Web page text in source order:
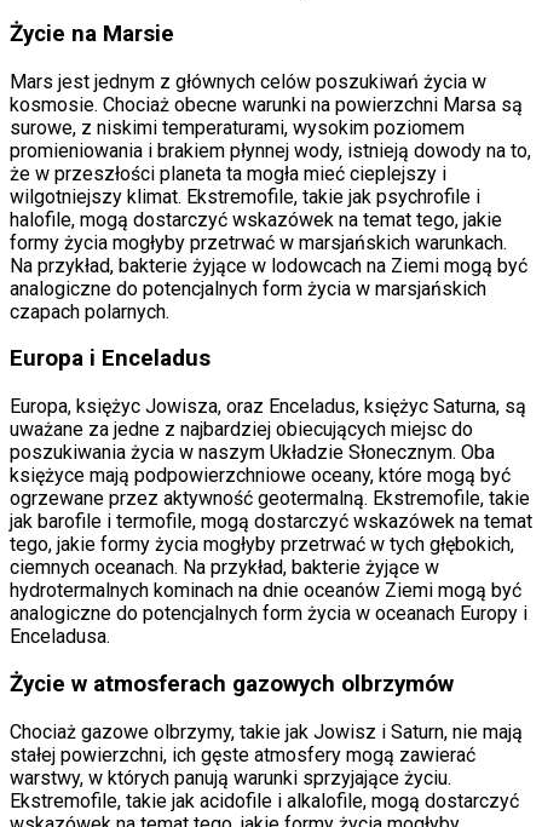
Życie na Marsie
Mars jest jednym z głównych celów poszukiwań życia w
kosmosie. Chociaż obecne warunki na powierzchni Marsa są
surowe, z niskimi temperaturami, wysokim poziomem
promieniowania i brakiem płynnej wody, istnieją dowody na to,
że w przeszłości planeta ta mogła mieć cieplejszy i
wilgotniejszy klimat. Ekstremofile, takie jak psychrofile i
halofile, mogą dostarczyć wskazówek na temat tego, jakie
formy życia mogłyby przetrwać w marsjańskich warunkach.
Na przykład, bakterie żyjące w lodowcach na Ziemi mogą być
analogiczne do potencjalnych form życia w marsjańskich
czapach polarnych.
Europa i Enceladus
Europa, księżyc Jowisza, oraz Enceladus, księżyc Saturna, są
uważane za jedne z najbardziej obiecujących miejsc do
poszukiwania życia w naszym Układzie Słonecznym. Oba
księżyce mają podpowierzchniowe oceany, które mogą być
ogrzewane przez aktywność geotermalną. Ekstremofile, takie
jak barofile i termofile, mogą dostarczyć wskazówek na temat
tego, jakie formy życia mogłyby przetrwać w tych głębokich,
ciemnych oceanach. Na przykład, bakterie żyjące w
hydrotermalnych kominach na dnie oceanów Ziemi mogą być
analogiczne do potencjalnych form życia w oceanach Europy i
Enceladusa.
Życie w atmosferach gazowych olbrzymów
Chociaż gazowe olbrzymy, takie jak Jowisz i Saturn, nie mają
stałej powierzchni, ich gęste atmosfery mogą zawierać
warstwy, w których panują warunki sprzyjające życiu.
Ekstremofile, takie jak acidofile i alkalofile, mogą dostarczyć